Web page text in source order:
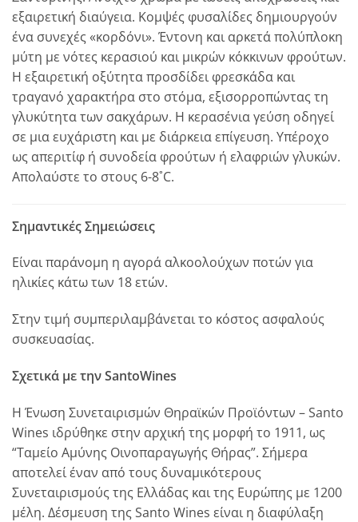
εξαιρετική διαύγεια. Κομψές φυσαλίδες δημιουργούν
ένα συνεχές «κορδόνι». Έντονη και αρκετά πολύπλοκη
μύτη με νότες κερασιού και μικρών κόκκινων φρούτων.
Η εξαιρετική οξύτητα προσδίδει φρεσκάδα και
τραγανό χαρακτήρα στο στόμα, εξισορροπώντας τη
γλυκύτητα των σακχάρων. Η κερασένια γεύση οδηγεί
σε μια ευχάριστη και με διάρκεια επίγευση. Υπέροχο
ως απεριτίφ ή συνοδεία φρούτων ή ελαφριών γλυκών.
Απολαύστε το στους 6-8˚C.
Σημαντικές Σημειώσεις
Είναι παράνομη η αγορά αλκοολούχων ποτών για
ηλικίες κάτω των 18 ετών.
Στην τιμή συμπεριλαμβάνεται το κόστος ασφαλούς
συσκευασίας.
Σχετικά με την SantoWines
Η Ένωση Συνεταιρισμών Θηραϊκών Προϊόντων – Santo
Wines ιδρύθηκε στην αρχική της μορφή το 1911, ως
“Ταμείο Αμύνης Οινοπαραγωγής Θήρας”. Σήμερα
αποτελεί έναν από τους δυναμικότερους
Συνεταιρισμούς της Ελλάδας και της Ευρώπης με 1200
μέλη. Δέσμευση της Santo Wines είναι η διαφύλαξη